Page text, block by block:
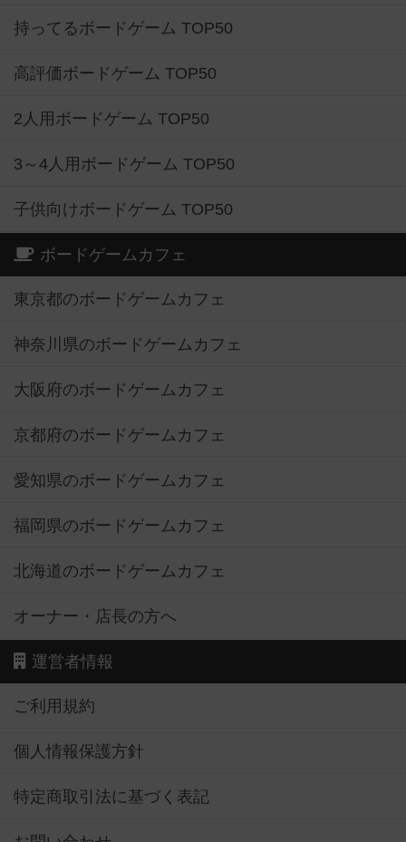
持ってるボードゲーム TOP50
高評価ボードゲーム TOP50
2人用ボードゲーム TOP50
3～4人用ボードゲーム TOP50
子供向けボードゲーム TOP50
ボードゲームカフェ
東京都のボードゲームカフェ
神奈川県のボードゲームカフェ
大阪府のボードゲームカフェ
京都府のボードゲームカフェ
愛知県のボードゲームカフェ
福岡県のボードゲームカフェ
北海道のボードゲームカフェ
オーナー・店長の方へ
運営者情報
ご利用規約
個人情報保護方針
特定商取引法に基づく表記